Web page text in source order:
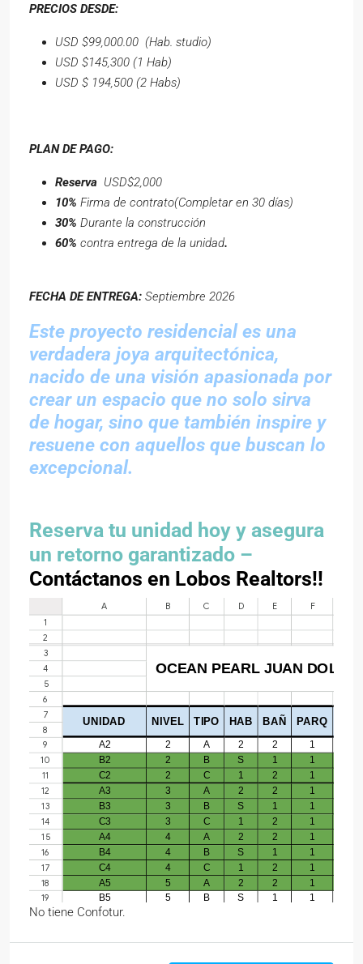
PRECIOS DESDE:
USD $99,000.00 (Hab. studio)
USD $145,300 (1 Hab)
USD $ 194,500 (2 Habs)
PLAN DE PAGO:
Reserva USD$2,000
10% Firma de contrato(Completar en 30 días)
30% Durante la construcción
60% contra entrega de la unidad.
FECHA DE ENTREGA: Septiembre 2026
Este proyecto residencial es una
verdadera joya arquitectónica,
nacido de una visión apasionada por
crear un espacio que no solo sirva
de hogar, sino que también inspire y
resuene con aquellos que buscan lo
excepcional.
Reserva tu unidad hoy y asegura
un retorno garantizado –
Contáctanos en Lobos Realtors!!
No tiene Confotur.